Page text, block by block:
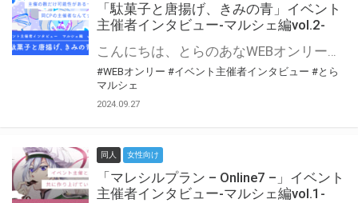
「駄菓子と唐揚げ、きみの青」イベント
主催者インタビュー-マルシェ編vol.2-
こんにちは、とらのあなWEBオンリー運営スタッフです。 新たにお届けする、イベント主催者インタビュー-マルシェ編-は、 とらのあなWEBオンリー「マルシェ」をご利用の主催様に 「マルシェ」を使ってイベントを開催した感想や心がけをお聞きする企画です。 今回は、WEBオンリー初開催「駄菓子と唐揚げ、きみの青」より、 主催のぎこ六屋様にお話を伺いました。 協力：ぎこ六屋様／イベント公式Twitter（@krkgwks） とらのあなWEBオンリー「マルシェ」とは？ WEBオンリーでリアルタイムでコミュニケーションがとれるオンライン会場です。
#WEBオンリー #イベント主催者インタビュー #とら
マルシェ
2024.09.27
同人 女性向け
「マレシルプラン – Online7 –」イベント
主催者インタビュー-マルシェ編vol.1-